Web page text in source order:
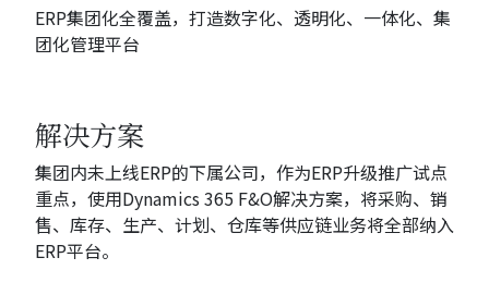
ERP集团化全覆盖，打造数字化、透明化、一体化、集
团化管理平台
解决方案
集团内未上线ERP的下属公司，作为ERP升级推广试点
重点，使用Dynamics 365 F&O解决方案，将采购、销
售、库存、生产、计划、仓库等供应链业务将全部纳入
ERP平台。